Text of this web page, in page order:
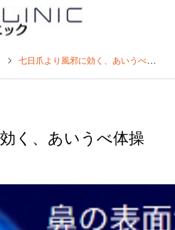
七日爪より風邪に効く、あいうべ体操
く、あいうべ体操